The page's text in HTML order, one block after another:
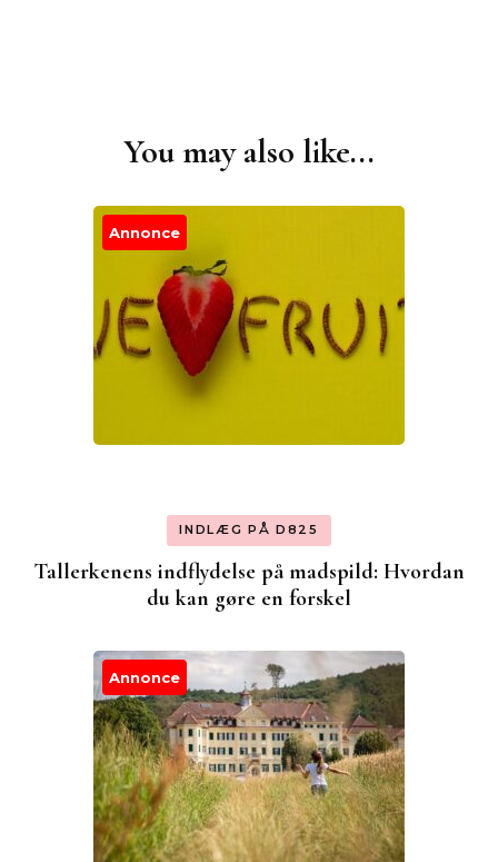
You may also like...
Annonce
INDLÆG PÅ D825
Tallerkenens indflydelse på madspild: Hvordan
du kan gøre en forskel
Annonce